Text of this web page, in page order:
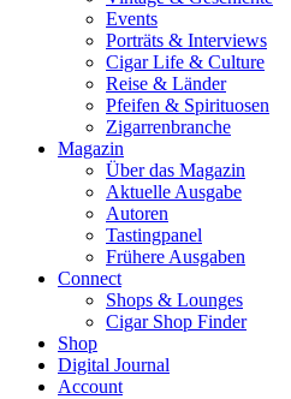
Events
Porträts & Interviews
Cigar Life & Culture
Reise & Länder
Pfeifen & Spirituosen
Zigarrenbranche
Magazin
Über das Magazin
Aktuelle Ausgabe
Autoren
Tastingpanel
Frühere Ausgaben
Connect
Shops & Lounges
Cigar Shop Finder
Shop
Digital Journal
Account